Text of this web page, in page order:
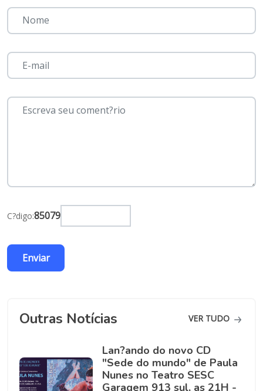
C?digo:85079
Outras Notícias VER TUDO
Lan?ando do novo CD
"Sede do mundo" de Paula
Nunes no Teatro SESC
Garagem 913 sul, as 21H -